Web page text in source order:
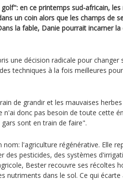
en ce printemps sud-africain,
un coin alors que les champs de
la fable, Danie pourrait incarner la
une décision radicale pour changer
techniques à la fois meilleures
de grandir et les mauvaises
n'ai donc pas besoin de toute cette
sont en train de faire".
nom: l'agriculture régénérative. Elle
des pesticides, des systèmes
Bester recouvre ses récoltes
nutriments dans le sol. Ce qui écarte